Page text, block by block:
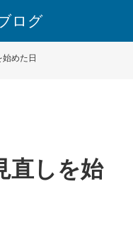
ログ
めた日
直しを始